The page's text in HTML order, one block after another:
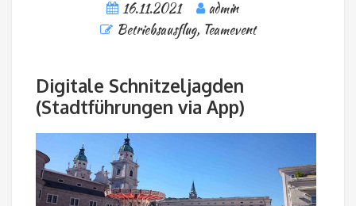
16.11.2021
admin
Betriebsausflug, Teamevent
Digitale Schnitzeljagden
(Stadtführungen via App)